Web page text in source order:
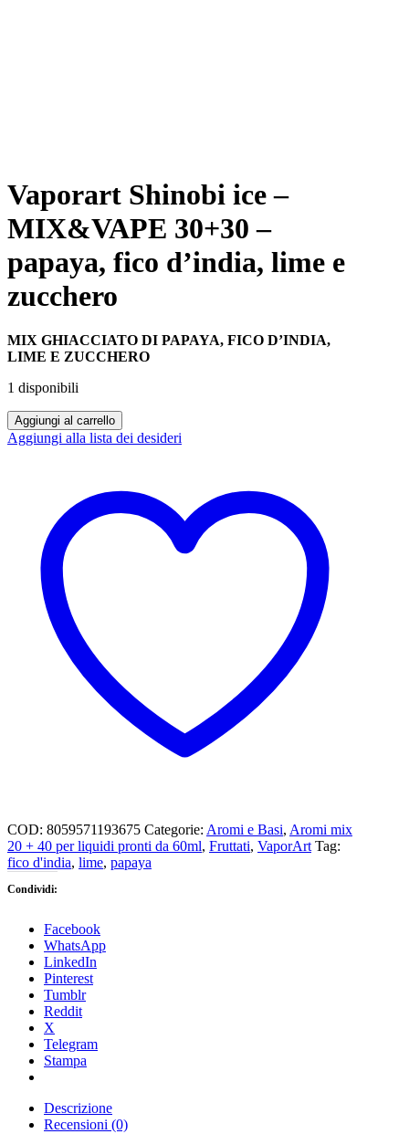
Vaporart Shinobi ice –
MIX&VAPE 30+30 –
papaya, fico d’india, lime e
zucchero
MIX GHIACCIATO DI PAPAYA, FICO D’INDIA,
LIME E ZUCCHERO
1 disponibili
Vaporart
Shinobi
ice
papaya,
d'india,
zucchero
Aggiungi al carrello
Aggiungi alla lista dei desideri
COD: 8059571193675 Categorie: Aromi e Basi, Aromi mix
20 + 40 per liquidi pronti da 60ml, Fruttati, VaporArt Tag:
fico d'india, lime, papaya
Condividi:
Facebook
WhatsApp
LinkedIn
Pinterest
Tumblr
Reddit
X
Telegram
Stampa
Descrizione
Recensioni (0)